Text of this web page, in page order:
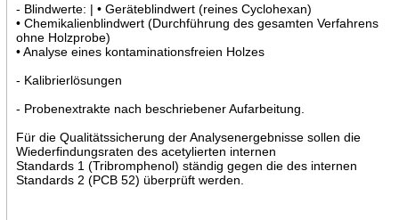
- Blindwerte: | • Geräteblindwert (reines Cyclohexan)
• Chemikalienblindwert (Durchführung des gesamten Verfahrens
ohne Holzprobe)
• Analyse eines kontaminationsfreien Holzes
- Kalibrierlösungen
- Probenextrakte nach beschriebener Aufarbeitung.
Für die Qualitätssicherung der Analysenergebnisse sollen die
Wiederfindungsraten des acetylierten internen
Standards 1 (Tribromphenol) ständig gegen die des internen
Standards 2 (PCB 52) überprüft werden.